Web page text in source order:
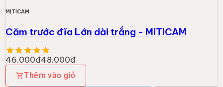
MITICAM
Căm trước đĩa Lớn dài trắng - MITICAM
46.000đ48.000đ
Thêm vào giỏ